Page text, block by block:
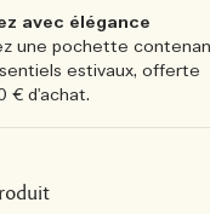
avec élégance​
une pochette
estivaux, offerte
€ d'achat.​